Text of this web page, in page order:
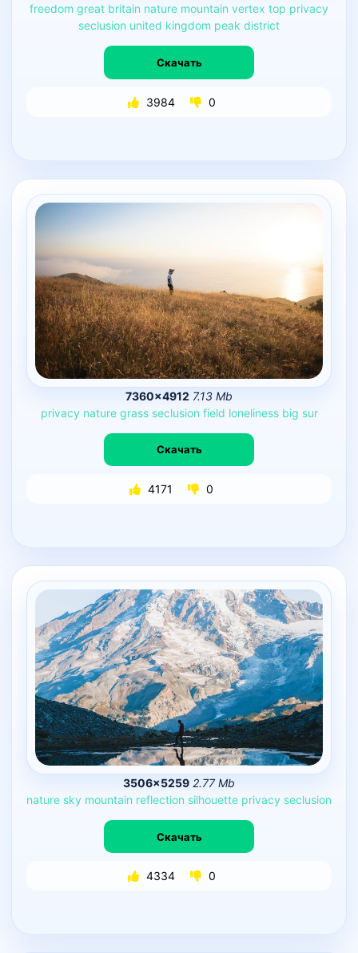
freedom great britain nature mountain vertex top privacy
seclusion united kingdom peak district
Скачать
3984 0
7360×4912 7.13 Mb
privacy nature grass seclusion field loneliness big sur
Скачать
4171 0
3506×5259 2.77 Mb
nature sky mountain reflection silhouette privacy seclusion
Скачать
4334 0